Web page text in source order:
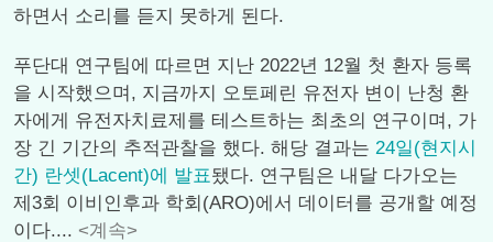
하면서 소리를 듣지 못하게 된다.
푸단대 연구팀에 따르면 지난 2022년 12월 첫 환자 등록
을 시작했으며, 지금까지 오토페린 유전자 변이 난청 환
자에게 유전자치료제를 테스트하는 최초의 연구이며, 가
장 긴 기간의 추적관찰을 했다. 해당 결과는 24일(현지시
간) 란셋(Lacent)에 발표됐다. 연구팀은 내달 다가오는
제3회 이비인후과 학회(ARO)에서 데이터를 공개할 예정
이다.... <계속>